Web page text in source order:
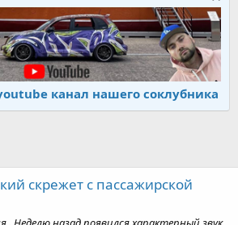
канал нашего соклубника
скрежет с пассажирской